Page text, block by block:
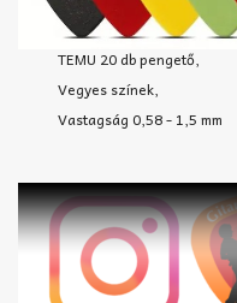
TEMU 20 db pengető,
Vegyes színek,
Vastagság 0,58 - 1,5 mm